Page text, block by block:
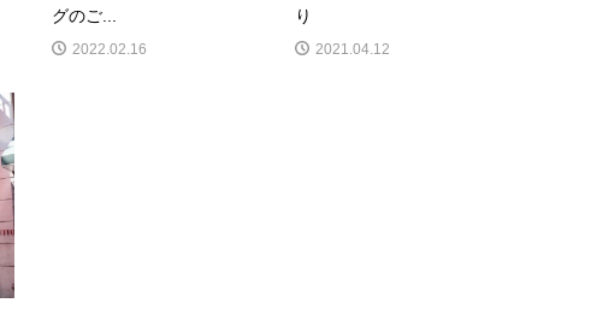
グのご...
2022.02.16
り
2021.04.12